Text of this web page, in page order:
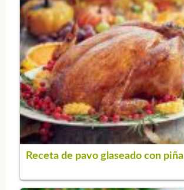
Receta de pavo glaseado con piña